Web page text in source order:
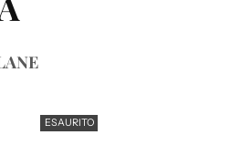
ESAURITO